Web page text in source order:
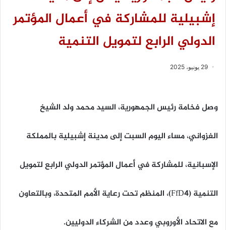
إشبيلية للمشاركة في أعمال المؤتمر
الدولي الرابع لتمويل التنمية
29 يونيو، 2025
وصل فخامة رئيس الجمهورية، السيد محمد ولد الشيخ
الغزواني، مساء اليوم السبت إلى مدينة إشبيلية بالمملكة
الإسبانية، للمشاركة في أعمال المؤتمر الدولي الرابع لتمويل
التنمية (FfD4)، المنظم تحت رعاية الأمم المتحدة، وبالتعاون
مع الاتحاد الأوروبي وعدد من الشركاء الدوليين.